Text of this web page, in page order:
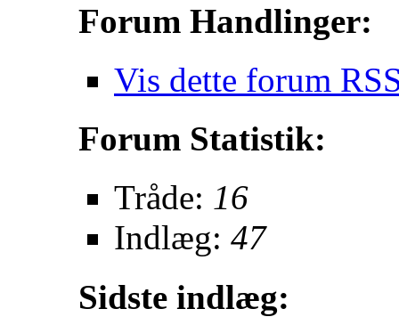
Forum Handlinger:
Vis dette forum
Forum Statistik:
Tråde: 16
Indlæg: 47
Sidste indlæg: